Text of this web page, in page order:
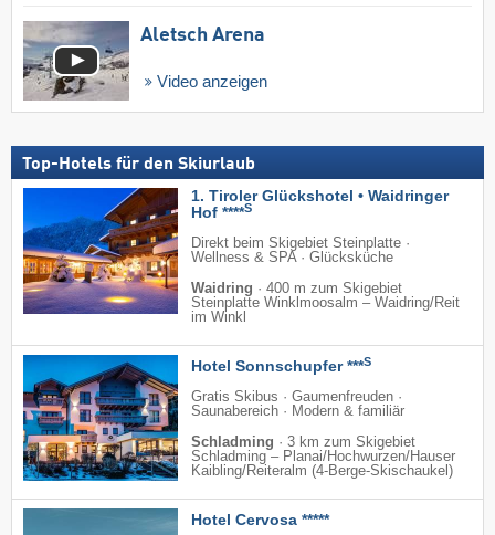
Aletsch Arena
Video anzeigen
Top-Hotels für den Skiurlaub
1. Tiroler Glückshotel • Waidringer
Hof ****S
Direkt beim Skigebiet Steinplatte ·
Wellness & SPA · Glücksküche
Waidring · 400 m zum Skigebiet
Steinplatte Winklmoosalm – Waidring/​Reit
im Winkl
Hotel Sonnschupfer ***S
Gratis Skibus · Gaumenfreuden ·
Saunabereich · Modern & familiär
Schladming · 3 km zum Skigebiet
Schladming – Planai/​Hochwurzen/​Hauser
Kaibling/​Reiteralm (4-Berge-Skischaukel)
Hotel Cervosa *****